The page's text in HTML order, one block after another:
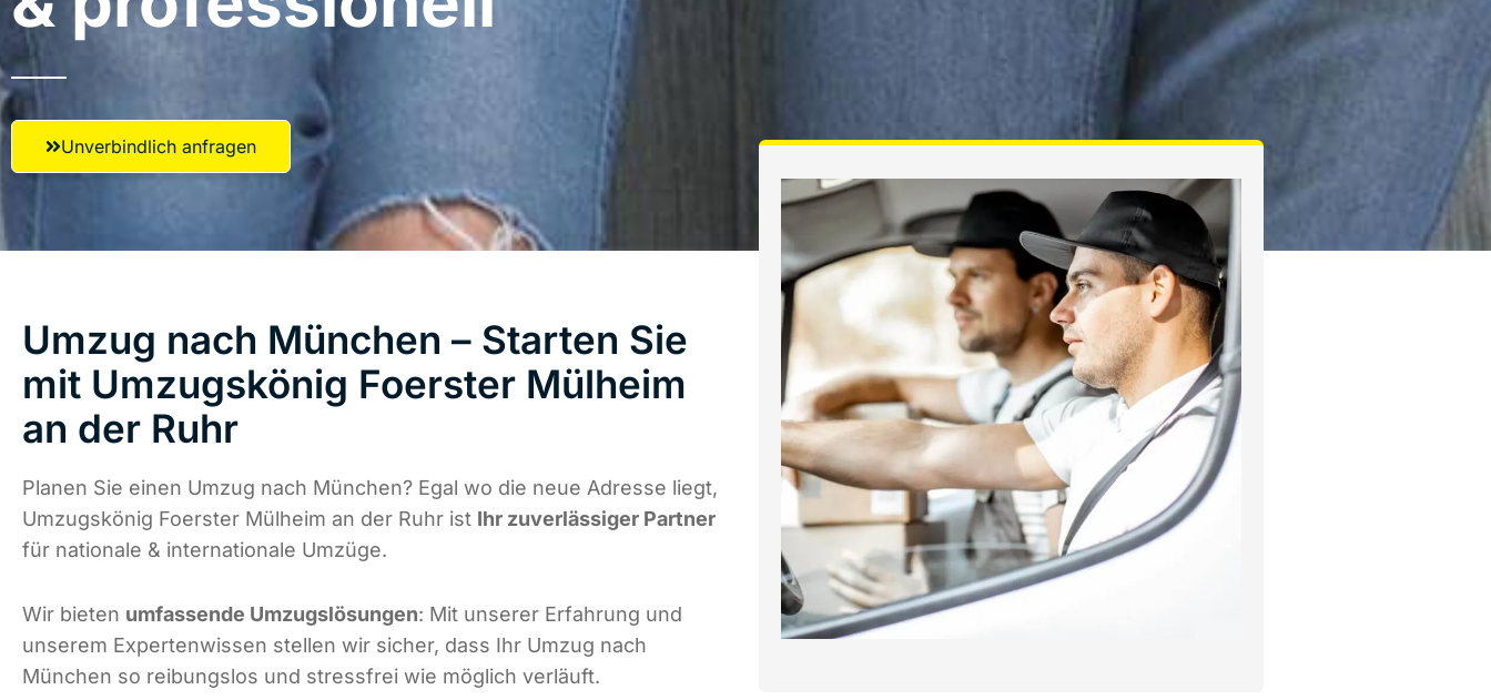
Unverbindlich anfragen
Umzug nach München – Starten Sie
mit Umzugskönig Foerster Mülheim
an der Ruhr
Planen Sie einen Umzug nach München? Egal wo die neue Adresse liegt,
Umzugskönig Foerster Mülheim an der Ruhr ist Ihr zuverlässiger Partner
für nationale & internationale Umzüge.
Wir bieten umfassende Umzugslösungen: Mit unserer Erfahrung und
unserem Expertenwissen stellen wir sicher, dass Ihr Umzug nach
München so reibungslos und stressfrei wie möglich verläuft.